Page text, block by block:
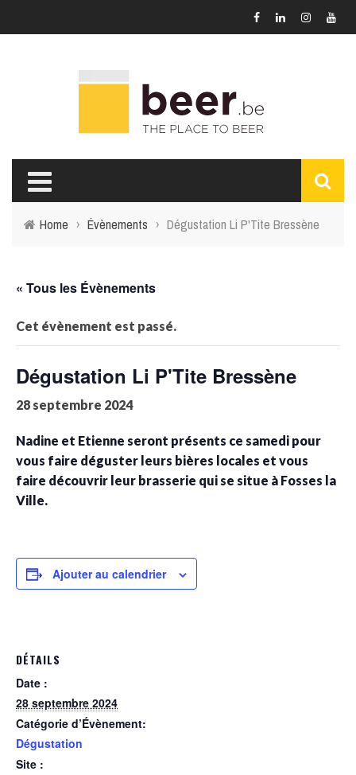
Home › Évènements › Dégustation Li P'Tite Bressène
« Tous les Évènements
Cet évènement est passé.
Dégustation Li P'Tite Bressène
28 septembre 2024
Nadine et Etienne seront présents ce samedi pour
vous faire déguster leurs bières locales et vous
faire découvrir leur brasserie qui se situe à Fosses la
Ville.
Ajouter au calendrier
DÉTAILS
Date :
28 septembre 2024
Catégorie d’Évènement:
Dégustation
Site :